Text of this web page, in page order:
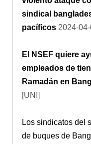
sindical
pacíficos 2024-
El NSEF quiere
empleados de
Ramadán en
[UNI]
Los sindicatos del
de buques de